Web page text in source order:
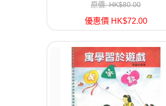
原價: HK$80.00
優惠價 HK$72.00